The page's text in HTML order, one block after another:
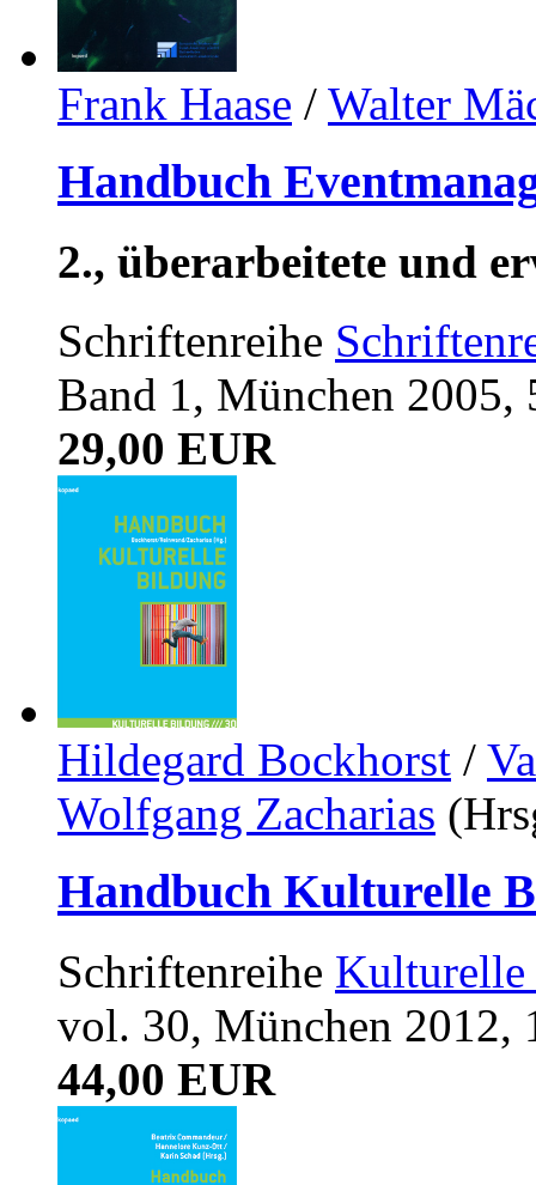
Frank Haase / Walter
Handbuch
2., überarbeitete und
Schriftenreihe
Band 1, München 2005,
29,00 EUR
Hildegard Bockhorst /
Wolfgang Zacharias
Handbuch Kulturelle
Schriftenreihe
vol. 30, München 2012,
44,00 EUR